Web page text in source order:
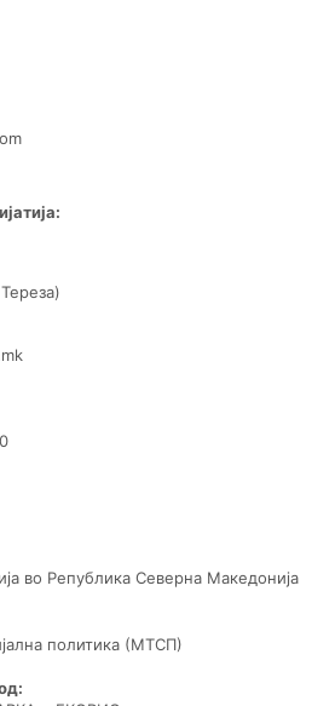
во Република Северна Македонија
политика (МТСП)